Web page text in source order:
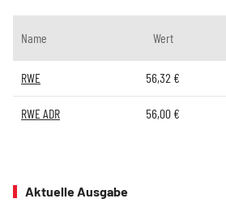
Name Wert
RWE 56,32 €
RWE ADR 56,00 €
Aktuelle Ausgabe